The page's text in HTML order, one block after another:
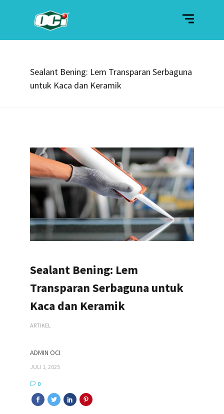
Sealant Bening: Lem Transparan Serbaguna
untuk Kaca dan Keramik
Sealant Bening: Lem
Transparan Serbaguna untuk
Kaca dan Keramik
ARTIKEL
ADMIN OCI
JULI 1, 2025
0